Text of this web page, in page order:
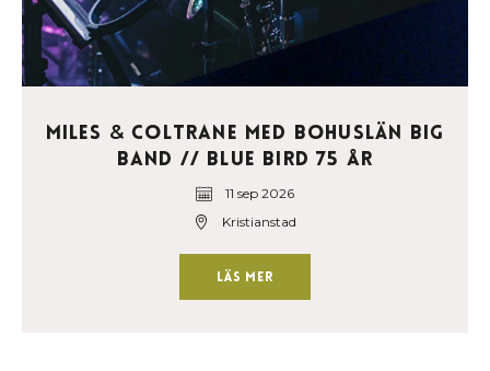
Miles & Coltrane med Bohuslän Big
Band // Blue Bird 75 år
11 sep 2026
Kristianstad
Läs mer